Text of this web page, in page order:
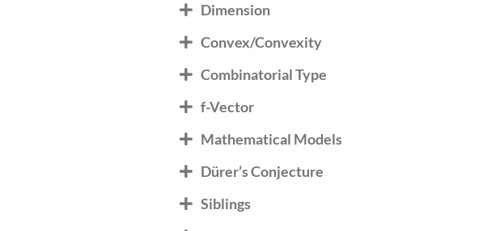
Dimension
Convex/Convexity
Combinatorial Type
f-Vector
Mathematical Models
Dürer’s Conjecture
Siblings